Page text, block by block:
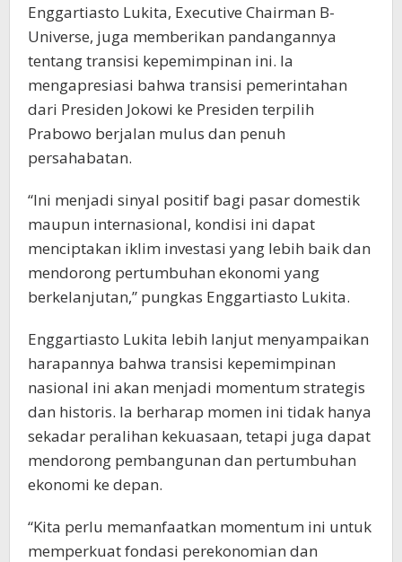
Enggartiasto Lukita, Executive Chairman B-
Universe, juga memberikan pandangannya
tentang transisi kepemimpinan ini. Ia
mengapresiasi bahwa transisi pemerintahan
dari Presiden Jokowi ke Presiden terpilih
Prabowo berjalan mulus dan penuh
persahabatan.
“Ini menjadi sinyal positif bagi pasar domestik
maupun internasional, kondisi ini dapat
menciptakan iklim investasi yang lebih baik dan
mendorong pertumbuhan ekonomi yang
berkelanjutan,” pungkas Enggartiasto Lukita.
Enggartiasto Lukita lebih lanjut menyampaikan
harapannya bahwa transisi kepemimpinan
nasional ini akan menjadi momentum strategis
dan historis. Ia berharap momen ini tidak hanya
sekadar peralihan kekuasaan, tetapi juga dapat
mendorong pembangunan dan pertumbuhan
ekonomi ke depan.
“Kita perlu memanfaatkan momentum ini untuk
memperkuat fondasi perekonomian dan